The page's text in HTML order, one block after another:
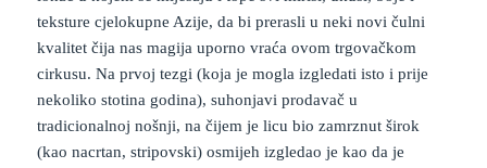
teksture cjelokupne Azije, da bi prerasli u neki novi čulni
kvalitet čija nas magija uporno vraća ovom trgovačkom
cirkusu. Na prvoj tezgi (koja je mogla izgledati isto i prije
nekoliko stotina godina), suhonjavi prodavač u
tradicionalnoj nošnji, na čijem je licu bio zamrznut širok
(kao nacrtan, stripovski) osmijeh izgledao je kao da je